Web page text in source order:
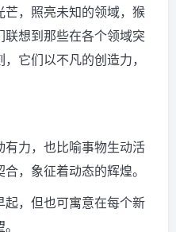
芒，照亮未知的领域，猴
联想到那些在各个领域突
它们以不凡的创造力，
有力，也比喻事物生动活
，象征着动态的辉煌。
起，但也可寓意在每个新